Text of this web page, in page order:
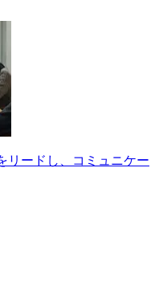
リードし、コミュニケー